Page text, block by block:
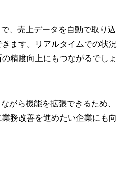
、売上データを自動で取り込
ます。リアルタイムでの状況
精度向上にもつながるでしょ
がら機能を拡張できるため、
務改善を進めたい企業にも向